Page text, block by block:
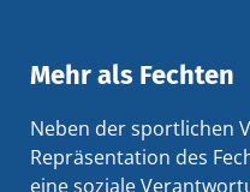
Mehr als Fechten
Neben der sportlichen
Repräsentation des
eine soziale